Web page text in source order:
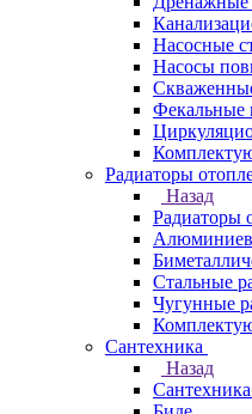
Насосные
Насосы
Фекальные
Радиаторы
Назад
Радиаторы
Стальные
Чугунные
Сантехника
Назад
Сантехника